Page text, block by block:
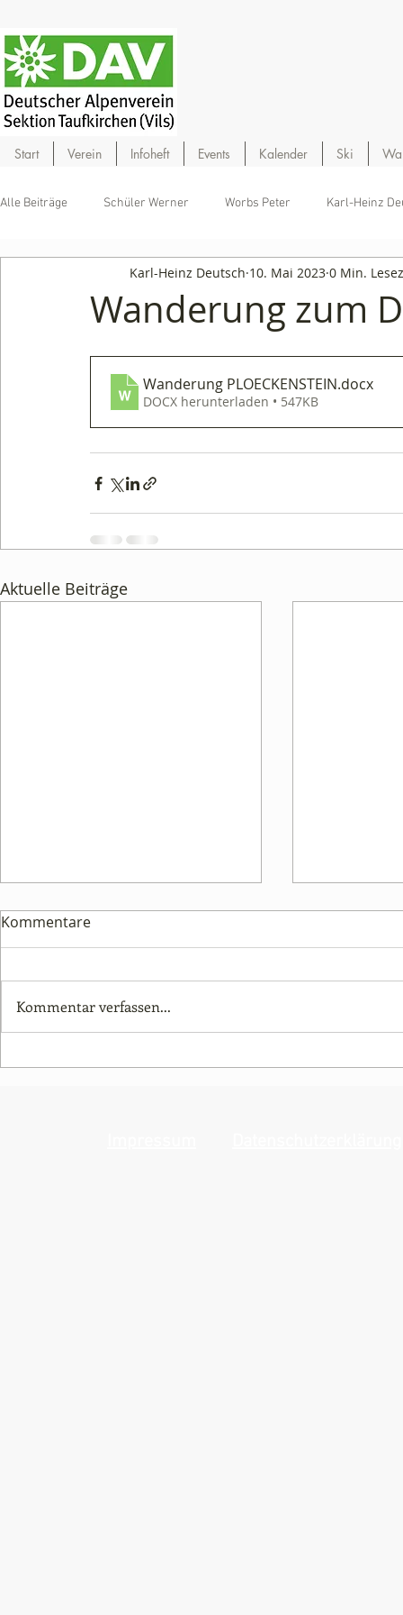
Start Verein Infoheft Events Kalender Ski
Alle Beiträge Schüler Werner Worbs Peter Karl-Heinz
Wanderung zum
Karl-Heinz Deutsch 10. Mai 2023 0 Min.
Wanderung PLOECKENSTEIN.docx
DOCX herunterladen • 547KB
Aktuelle Beiträge
Klettersteigkurs
Klettersteigkurs
Sa. 13.6.)
Im Herzen
Kommentare
Kommentar verfassen...